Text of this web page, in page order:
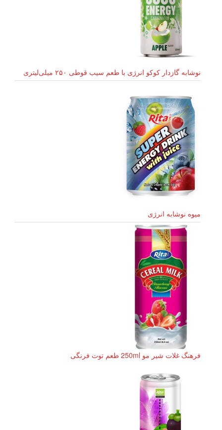
نوشابه گازدار کوکو انرژی با طعم سیب قوطی ۲۵۰ میلی‌لیتری
میوه نوشابه انرژی
فرهنگ غلات شیر ​​مو 250ml طعم توت فرنگی